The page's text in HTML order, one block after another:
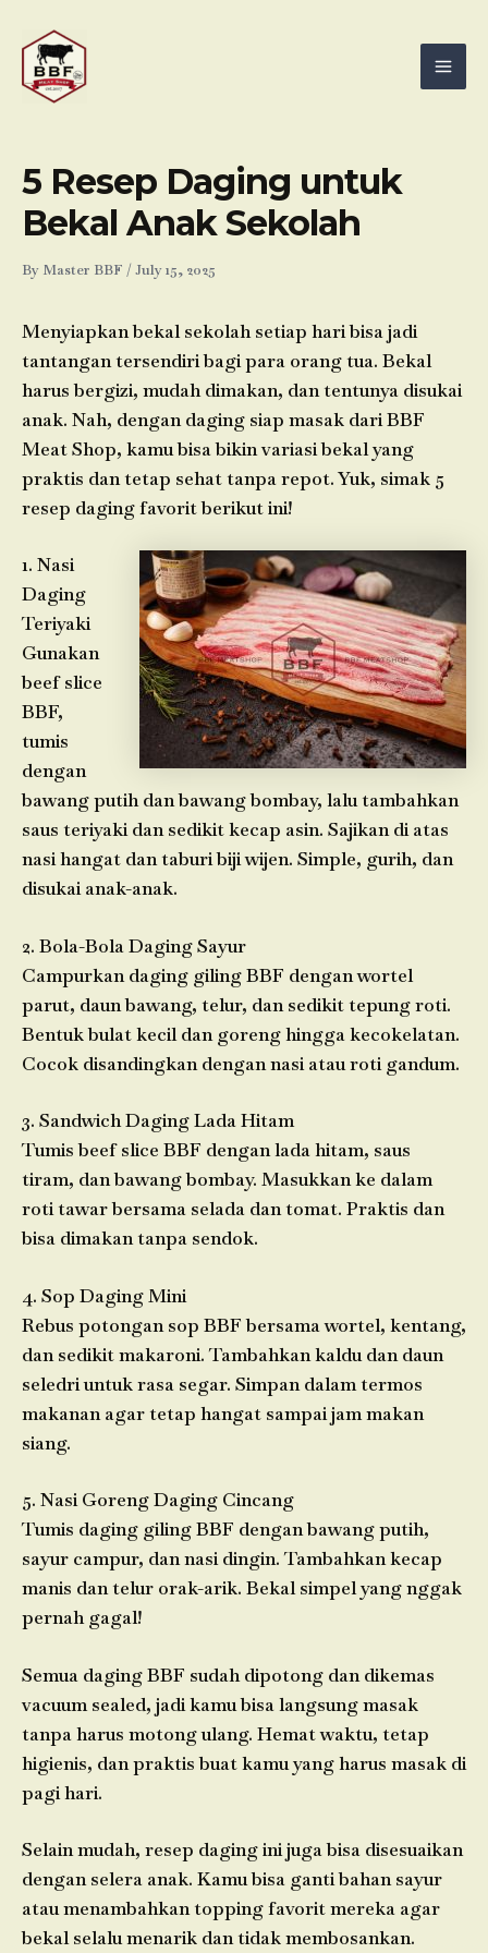
content
5 Resep Daging untuk
Bekal Anak Sekolah
By Master BBF /July 15, 2025
Menyiapkan bekal sekolah setiap hari bisa jadi
tantangan tersendiri bagi para orang tua. Bekal
harus bergizi, mudah dimakan, dan tentunya disukai
anak. Nah, dengan daging siap masak dari BBF
Meat Shop, kamu bisa bikin variasi bekal yang
praktis dan tetap sehat tanpa repot. Yuk, simak 5
resep daging favorit berikut ini!
1. Nasi
Daging
Teriyaki
Gunakan
beef slice
BBF,
tumis
dengan
bawang putih dan bawang bombay, lalu tambahkan
saus teriyaki dan sedikit kecap asin. Sajikan di atas
nasi hangat dan taburi biji wijen. Simple, gurih, dan
disukai anak-anak.
2. Bola-Bola Daging Sayur
Campurkan daging giling BBF dengan wortel
parut, daun bawang, telur, dan sedikit tepung roti.
Bentuk bulat kecil dan goreng hingga kecokelatan.
Cocok disandingkan dengan nasi atau roti gandum.
3. Sandwich Daging Lada Hitam
Tumis beef slice BBF dengan lada hitam, saus
tiram, dan bawang bombay. Masukkan ke dalam
roti tawar bersama selada dan tomat. Praktis dan
bisa dimakan tanpa sendok.
4. Sop Daging Mini
Rebus potongan sop BBF bersama wortel, kentang,
dan sedikit makaroni. Tambahkan kaldu dan daun
seledri untuk rasa segar. Simpan dalam termos
makanan agar tetap hangat sampai jam makan
siang.
5. Nasi Goreng Daging Cincang
Tumis daging giling BBF dengan bawang putih,
sayur campur, dan nasi dingin. Tambahkan kecap
manis dan telur orak-arik. Bekal simpel yang nggak
pernah gagal!
Semua daging BBF sudah dipotong dan dikemas
vacuum sealed, jadi kamu bisa langsung masak
tanpa harus motong ulang. Hemat waktu, tetap
higienis, dan praktis buat kamu yang harus masak di
pagi hari.
Selain mudah, resep daging ini juga bisa disesuaikan
dengan selera anak. Kamu bisa ganti bahan sayur
atau menambahkan topping favorit mereka agar
bekal selalu menarik dan tidak membosankan.